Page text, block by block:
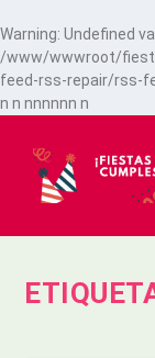
Warning: Undefined
/www/wwwroot/
feed-rss-repair/rss-
n n nnnnnn n